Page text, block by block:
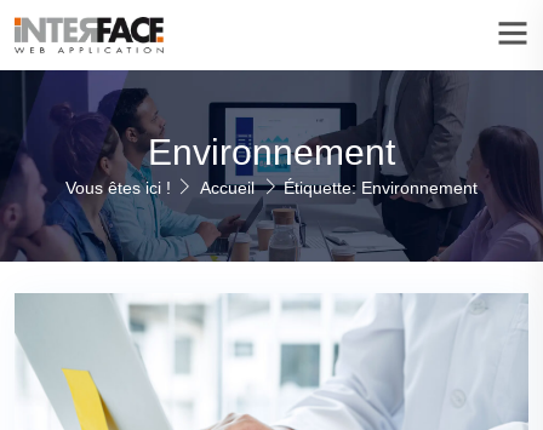
Environnement
Vous êtes ici ! Accueil Étiquette: Environnement